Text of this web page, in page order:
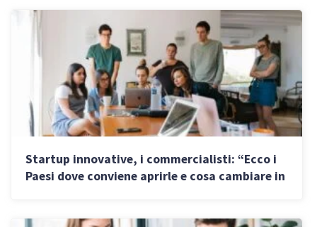
Startup innovative, i commercialisti: “Ecco i
Paesi dove conviene aprirle e cosa cambiare in